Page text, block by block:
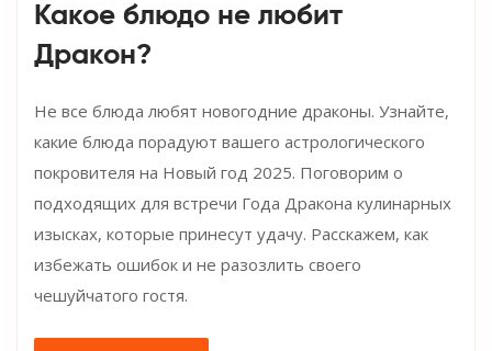
Какое блюдо не любит
Дракон?
Не все блюда любят новогодние драконы. Узнайте,
какие блюда порадуют вашего астрологического
покровителя на Новый год 2025. Поговорим о
подходящих для встречи Года Дракона кулинарных
изысках, которые принесут удачу. Расскажем, как
избежать ошибок и не разозлить своего
чешуйчатого гостя.